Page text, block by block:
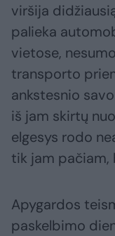
viršija
palieka
vietose,
transporto
ankstesnio
iš jam skirtų
elgesys rodo
tik jam pačiam,
Apygardos
paskelbimo